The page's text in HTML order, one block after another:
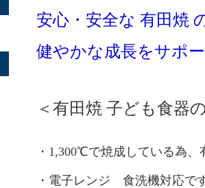
安心・安全な 有田焼
健やかな成長をサポー
＜有田焼 子ども食器
・1,300℃で焼成している為
・電子レンジ 食洗機対応です